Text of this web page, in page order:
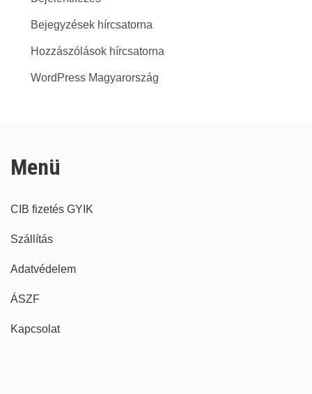
Bejegyzések hírcsatorna
Hozzászólások hírcsatorna
WordPress Magyarország
Menü
CIB fizetés GYIK
Szállítás
Adatvédelem
ÁSZF
Kapcsolat